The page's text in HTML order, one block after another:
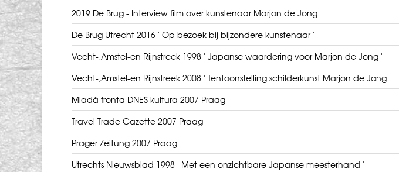
2019 De Brug - Interview film over kunstenaar Marjon de Jong
De Brug Utrecht 2016 ' Op bezoek bij bijzondere kunstenaar '
Vecht-,Amstel-en Rijnstreek 1998 ' Japanse waardering voor Marjon de Jong '
Vecht-,Amstel-en Rijnstreek 2008 ' Tentoonstelling schilderkunst Marjon de Jong '
Mladá fronta DNES kultura 2007 Praag
Travel Trade Gazette 2007 Praag
Prager Zeitung 2007 Praag
Utrechts Nieuwsblad 1998 ' Met een onzichtbare Japanse meesterhand '